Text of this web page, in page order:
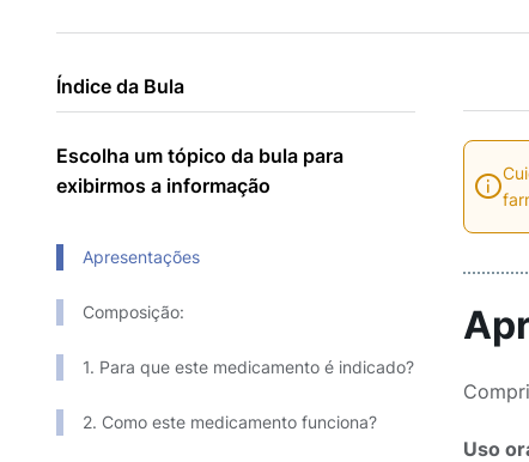
Índice da Bula
Escolha um tópico da bula para
exibirmos a informação
Apresentações
Composição:
1. Para que este medicamento é indicado?
2. Como este medicamento funciona?
Uso